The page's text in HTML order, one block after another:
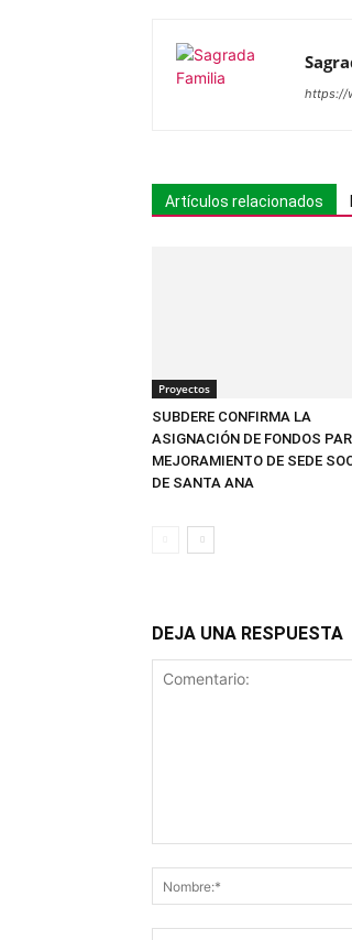
https://
Artículos relacionados
Proyectos
SUBDERE CONFIRMA LA
ASIGNACIÓN DE FONDOS
MEJORAMIENTO DE SEDE
DE SANTA ANA
DEJA UNA RESPUESTA